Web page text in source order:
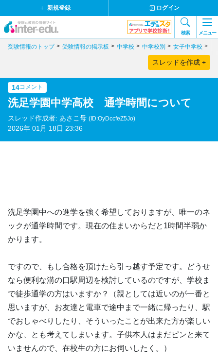
新規登録 ログイン
検索 メニュー
受験情報のトップ 受験情報の掲示板 中学校 中学校別 女子中学校
スレッドを作成 +
14コメント
洗足学園中学高校 通学時間について
スレッド作成者: あさこ母 (ID:OyDccfeZ5Jo)
2026年 01月 18日 23:36
洗足学園中への進学を強く希望しておりますが、唯一のネ
ックが通学時間です。現在の住まいからだと1時間半弱か
かります。
ですので、もし合格を頂けたら引っ越す予定です。どうせ
なら便利な溝の口駅周辺を検討しているのですが、学校ま
で徒歩通学の方はいますか？（親としては近いのが一番と
思いますが、お友達と電車で途中まで一緒に帰ったり、駅
でおしゃべりしたり、そういったことが出来た方が楽しい
かな、とも考えてしまいます。子供本人はまだピンと来て
いませんので、在校生の方にお伺いしたく。）